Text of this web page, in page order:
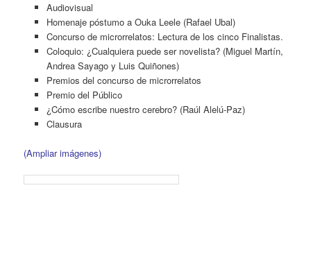
Audiovisual
Homenaje póstumo a Ouka Leele (Rafael Ubal)
Concurso de microrrelatos: Lectura de los cinco Finalistas.
Coloquio: ¿Cualquiera puede ser novelista? (Miguel Martín,
Andrea Sayago y Luis Quiñones)
Premios del concurso de microrrelatos
Premio del Público
¿Cómo escribe nuestro cerebro? (Raúl Alelú-Paz)
Clausura
(Ampliar imágenes)